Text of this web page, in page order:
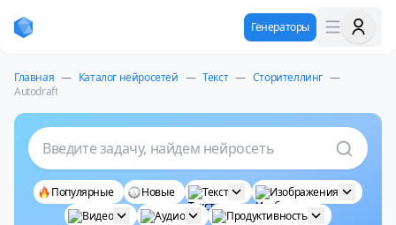
Генераторы
Главная — Каталог нейросетей — Текст — Сторителлинг —
Autodraft
Введите задачу, найдем нейросеть
Популярные Новые Текст
Изображения
Видео
Аудио
Продуктивность